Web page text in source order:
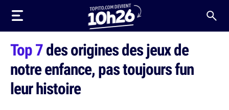
Top 7des origines des jeux de
notre enfance, pas toujours fun
leur histoire